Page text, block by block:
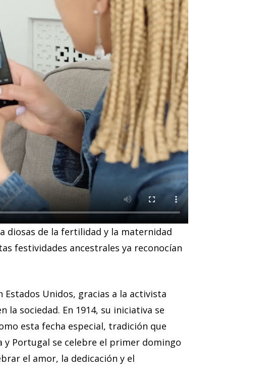
diosas de la fertilidad y la maternidad
festividades ancestrales ya reconocían
Unidos, gracias a la activista
la sociedad. En 1914, su iniciativa se
esta fecha especial, tradición que
y Portugal se celebre el primer domingo
el amor, la dedicación y el